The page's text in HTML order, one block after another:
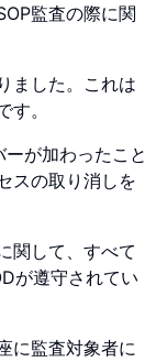
監査の際に関
ました。これは
。
が加わったこと
スの取り消しを
関して、すべて
が遵守されてい
に監査対象者に